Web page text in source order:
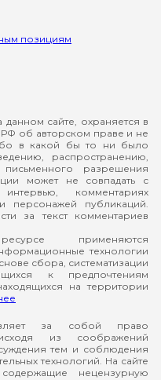
позициям
сайте, охраняется в
РФ об авторском праве и не
в какой бы то ни было
распространению,
разрешения
может не совпадать с
комментариях
персонажей публикаций.
за текст комментариев
применяются
технологии
сбора, систематизации
к предпочтениям
на территории
за собой право
из соображений
тем и соблюдения
технологий. На сайте
нецензурную